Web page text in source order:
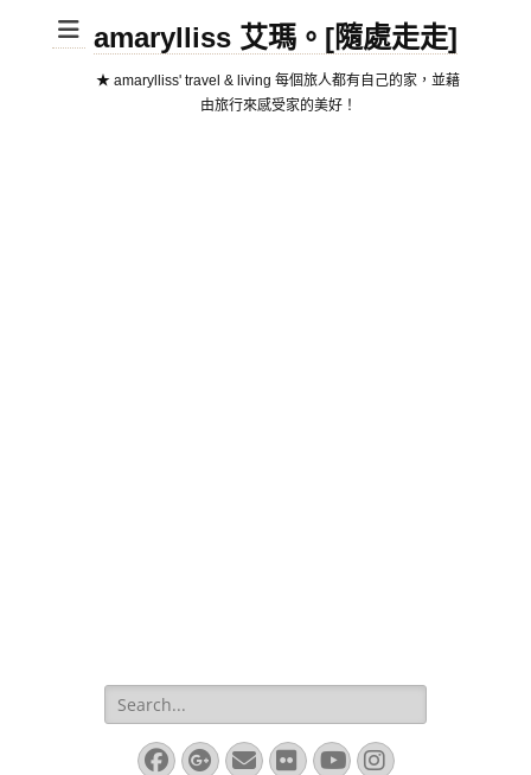
amarylliss 艾瑪。[隨處走走]
★ amarylliss' travel & living 每個旅人都有自己的家，並藉
由旅行來感受家的美好！
Search
for:
Facebook
Googleplus
EmailFlickrYouTube
Instagram